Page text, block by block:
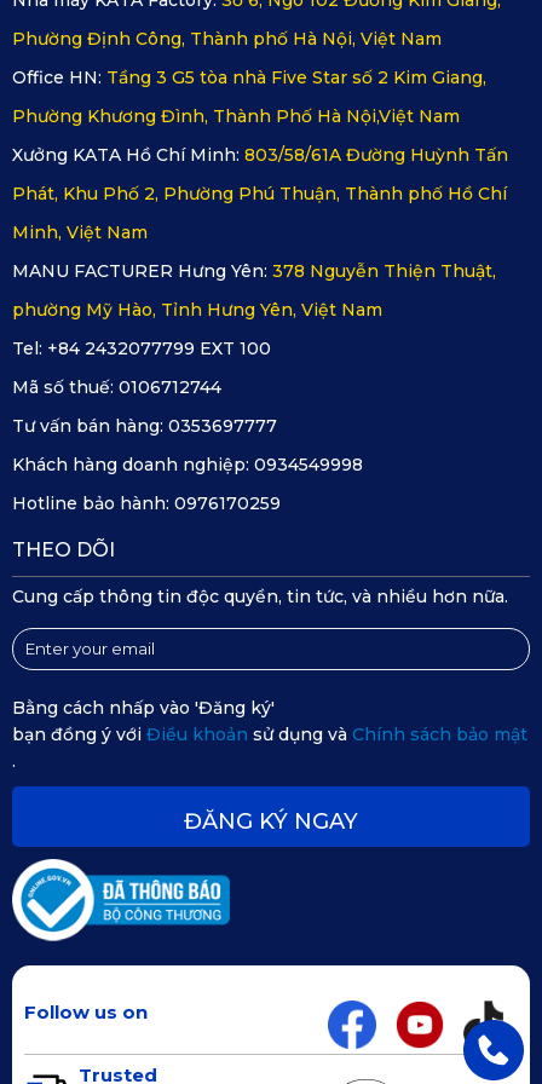
2. Các dòng áo ghế da ô tô Vinfast Lux
SA2.0 của thương hiệu KATA
2.1. Angel Wings Series với họa tiết mềm mại
chất liệu da mềm mại và lớp đệm cao cấp, sản phẩm phù
hợp với các màu nội thất phổ biến như nâu, đen, kem hay
Phường Định Công, Thành phố Hà Nội, Việt Nam
Office HN: Tầng 3 G5 tòa nhà Five Star số 2 Kim Giang,
Phường Khương Đình, Thành Phố Hà Nội,Việt Nam
Xưởng KATA Hồ Chí Minh: 803/58/61A Đường Huỳnh Tấn
Phát, Khu Phố 2, Phường Phú Thuận, Thành phố Hồ Chí
Minh, Việt Nam
MANU FACTURER Hưng Yên: 378 Nguyễn Thiện Thuật,
phường Mỹ Hào, Tỉnh Hưng Yên, Việt Nam
Tel: +84 2432077799 EXT 100
Mã số thuế: 0106712744
Tư vấn bán hàng: 0353697777
Khách hàng doanh nghiệp: 0934549998
Hotline bảo hành: 0976170259
THEO DÕI
Cung cấp thông tin độc quyền, tin tức, và nhiều hơn nữa.
Bằng cách nhấp vào 'Đăng ký'
bạn đồng ý với Điều khoản sử dụng và Chính sách bảo mật
.
ĐĂNG KÝ NGAY
Follow us on
Trusted